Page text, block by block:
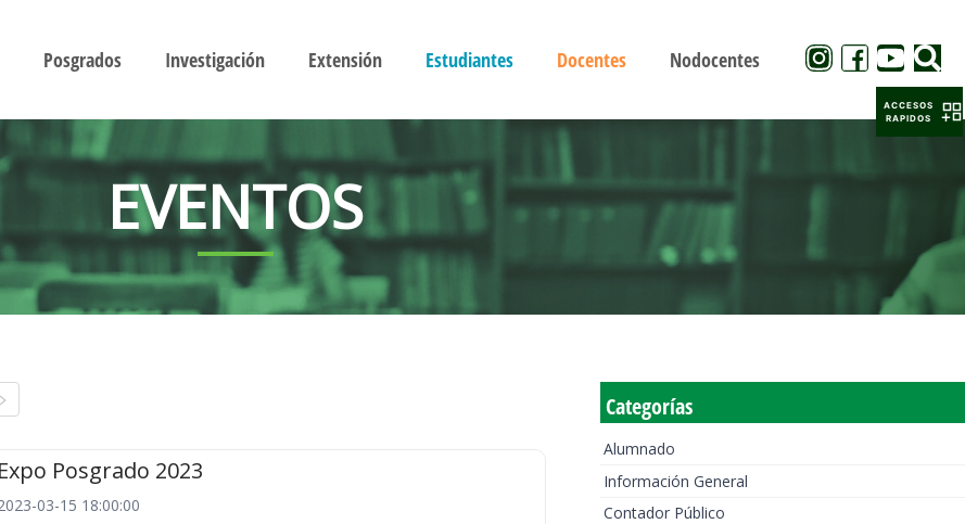
Posgrados Investigación Extensión Estudiantes Docentes Nodocentes
EVENTOS
Expo Posgrado 2023
03-15 18:00:00
Categorías
Alumnado
Información General
Contador Público
ACCESOS
RAPIDOS